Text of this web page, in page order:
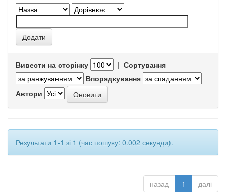
Вивести на сторінку | Сортування
Впорядкування
Автори
Результати 1-1 зі 1 (час пошуку: 0.002 секунди).
назад 1 далі